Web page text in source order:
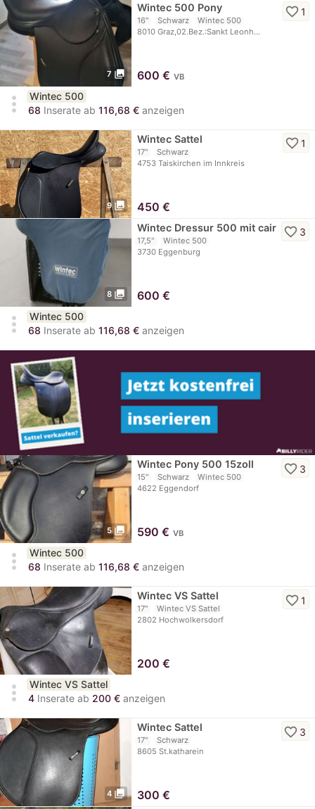
7 photo_library
Wintec 500 Pony
16" Schwarz
Wintec 500
8010 Graz,02.Bez.:Sankt Leonh…
favorite_border1
600 € VB
more_vert
Wintec 500
68 Inserate ab 116,68 € anzeigen
9 photo_library
Wintec Sattel
17"
Schwarz
4753 Taiskirchen im Innkreis
favorite_border1
450 €
8 photo_library
Wintec Dressur 500 mit cair
17,5"
Wintec 500
3730 Eggenburg
favorite_border 3
600 €
more_vert
Wintec 500
68 Inserate ab 116,68 € anzeigen
5 photo_library
Wintec Pony 500 15zoll
15" Schwarz
Wintec 500
4622 Eggendorf
favorite_border 3
590 € VB
more_vert
Wintec 500
68 Inserate ab 116,68 € anzeigen
Wintec VS Sattel
17"
Wintec VS Sattel
2802 Hochwolkersdorf
favorite_border1
200 €
more_vert
Wintec VS Sattel
4 Inserate ab 200 € anzeigen
4 photo_library
Wintec Sattel
17"
Schwarz
8605 St.katharein
favorite_border 3
300 €